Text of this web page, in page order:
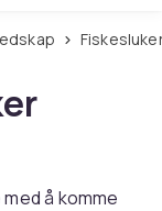
å komme